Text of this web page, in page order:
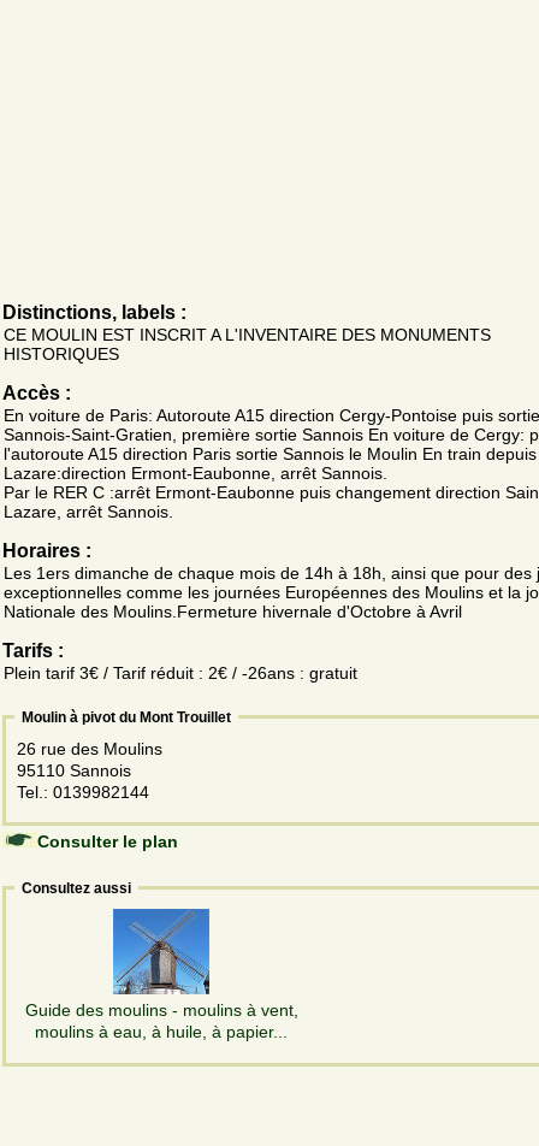
Distinctions, labels :
CE MOULIN EST INSCRIT A L'INVENTAIRE DES MONUMENTS
HISTORIQUES
Accès :
En voiture de Paris: Autoroute A15 direction Cergy-Pontoise puis sortie
Sannois-Saint-Gratien, première sortie Sannois En voiture de Cergy:
l'autoroute A15 direction Paris sortie Sannois le Moulin En train
Lazare:direction Ermont-Eaubonne, arrêt Sannois.
Par le RER C :arrêt Ermont-Eaubonne puis changement direction
Lazare, arrêt Sannois.
Horaires :
Les 1ers dimanche de chaque mois de 14h à 18h, ainsi que pour des
exceptionnelles comme les journées Européennes des Moulins et la
Nationale des Moulins.Fermeture hivernale d'Octobre à Avril
Tarifs :
Plein tarif 3€ / Tarif réduit : 2€ / -26ans : gratuit
Moulin à pivot du Mont Trouillet
26 rue des Moulins
95110 Sannois
Tel.: 0139982144
Consulter le plan
Consultez aussi
Guide des moulins - moulins à vent,
moulins à eau, à huile, à papier...